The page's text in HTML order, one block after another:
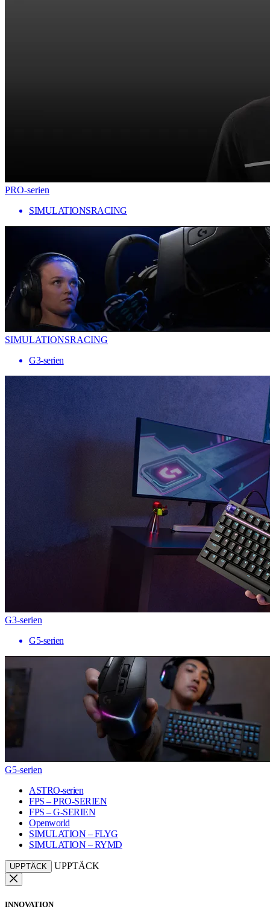
PRO-serien
SIMULATIONSRACING
SIMULATIONSRACING
G3-serien
G3-serien
G5-serien
G5-serien
ASTRO-serien
FPS – PRO-SERIEN
FPS – G-SERIEN
Openworld
SIMULATION – FLYG
SIMULATION – RYMD
UPPTÄCK UPPTÄCK
INNOVATION